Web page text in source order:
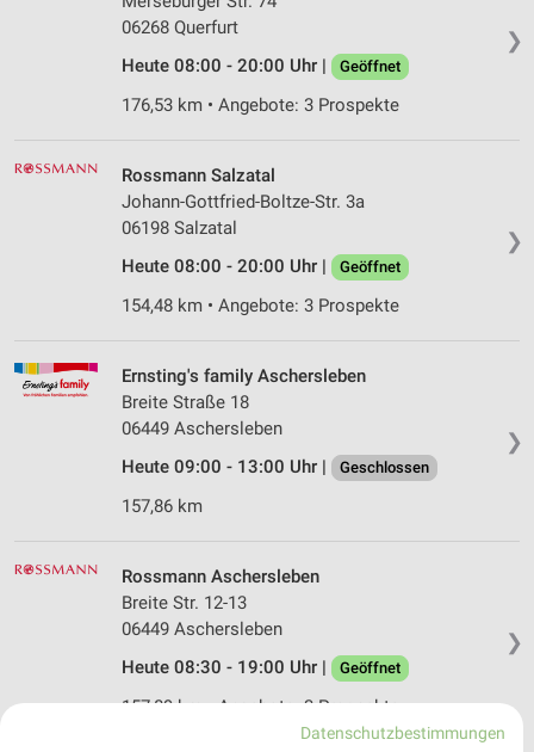
❯
06268 Querfurt
Heute 08:00 - 20:00 Uhr |
Geöffnet
176,53 km • Angebote: 3 Prospekte
❯
Rossmann Salzatal
Johann-Gottfried-Boltze-Str. 3a
06198 Salzatal
Heute 08:00 - 20:00 Uhr |
Geöffnet
154,48 km • Angebote: 3 Prospekte
❯
Ernsting's family Aschersleben
Breite Straße 18
06449 Aschersleben
Heute 09:00 - 13:00 Uhr |
Geschlossen
157,86 km
❯
Rossmann Aschersleben
Breite Str. 12-13
06449 Aschersleben
Heute 08:30 - 19:00 Uhr |
Geöffnet
157,89 km • Angebote: 3 Prospekte
Datenschutzbestimmungen